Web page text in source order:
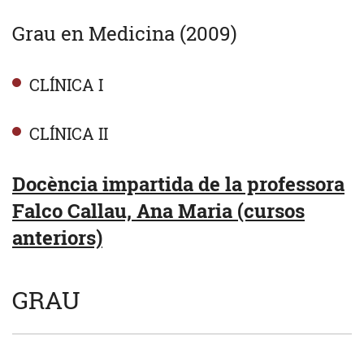
Grau en Medicina (2009)
CLÍNICA I
CLÍNICA II
Docència impartida de la professora
Falco Callau, Ana Maria (cursos
anteriors)
GRAU